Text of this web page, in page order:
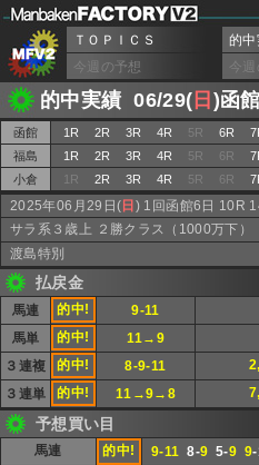
ＴＯＰＩＣＳ 的中
今週の予想
今
的中実績 06/29( 日 )函
函館 1R 2R 3R 4R 5R 6R
福島
1R 2R 3R 4R 5R 6R
小倉
1R 2R 3R 4R 5R 6R
2025年06月29日( 日 ) 1回函館6日 10R
サラ系３歳上 ２勝クラス（1000万下
渡島特別
払戻金
馬連 的中! 9-11
馬単 的中! 11→9
３連複 的中! 8-9-11
３連単 的中! 11→9→8
予想買い目
馬連 的中! 9-11 8-9 5-9 9